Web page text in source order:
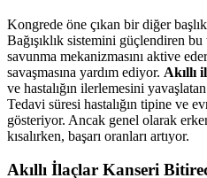
Kongrede öne çıkan bir diğer
Bağışıklık sistemini güçlendiren
savunma mekanizmasını aktive
savaşmasına yardım ediyor. Akıllı
ve hastalığın ilerlemesini
Tedavi süresi hastalığın tipine ve
gösteriyor. Ancak genel olarak
kısalırken, başarı oranları artıyor.
Akıllı İlaçlar Kanseri